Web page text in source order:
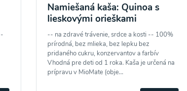
Namiešaná kaša: Quinoa s
lieskovými orieškami
-- na zdravé trávenie, srdce a kosti -- 100%
prírodná, bez mlieka, bez lepku bez
pridaného cukru, konzervantov a farbív
Vhodná pre deti od 1 roka. Kaša je určená na
prípravu v MioMate (obje...